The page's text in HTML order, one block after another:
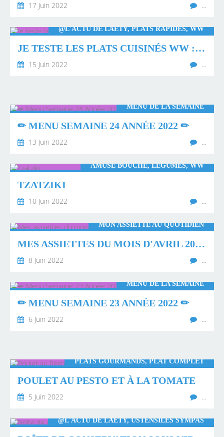
17 Juin 2022 …
@L'ACTU DE LAËTY, PLATS RAPIDES, WW
JE TESTE LES PLATS CUISINÉS WW : BOEUF À LA PROVENÇALE
15 Juin 2022 …
MENU DE LA SEMAINE
✏ MENU SEMAINE 24 ANNÉE 2022 ✏
13 Juin 2022 …
AMUSE BOUCHE, LÉGUMES, WW
TZATZIKI
10 Juin 2022 …
MON ASSIETTE AU QUOTIDIEN
MES ASSIETTES DU MOIS D'AVRIL 2022 💖
8 Juin 2022 …
MENU DE LA SEMAINE
✏ MENU SEMAINE 23 ANNÉE 2022 ✏
6 Juin 2022 …
PLATS GOURMANDS, PLAT COMPLET
POULET AU PESTO ET À LA TOMATE
5 Juin 2022 …
@L'ACTU DE LAËTY, USTENSILES SYMPAS